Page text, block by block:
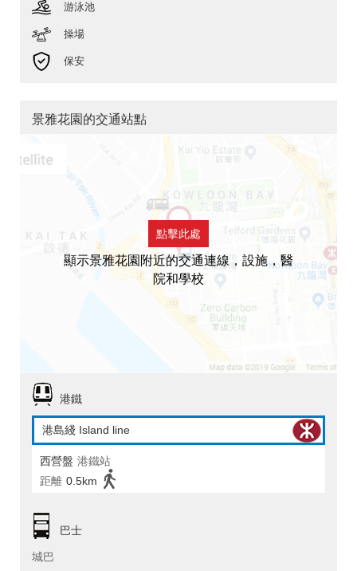
游泳池
操場
保安
景雅花園的交通站點
點擊此處
顯示景雅花園附近的交通連線，設施，醫
院和學校
港鐵
港島綫 Island line
西營盤 港鐵站
距離 0.5km
巴士
城巴